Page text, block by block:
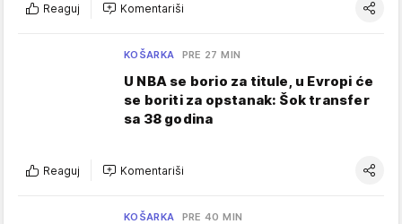
Reaguj Komentariši
KOŠARKA PRE 27 MIN
U NBA se borio za titule, u Evropi će
se boriti za opstanak: Šok transfer
sa 38 godina
Reaguj Komentariši
KOŠARKA PRE 40 MIN